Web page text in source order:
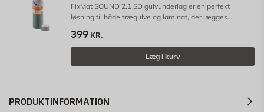
FixMat SOUND 2.1 SD gulvunderlag er en perfekt
løsning til både trægulve og laminat, der lægges
399 KR.
Læg i kurv
PRODUKTINFORMATION